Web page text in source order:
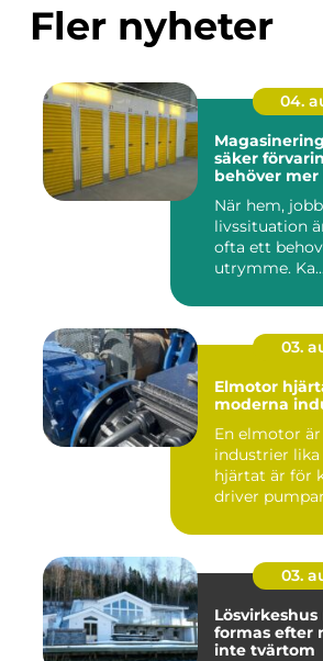
Fler nyheter
04.
säker
behöver mer
När hem,
livssituation
ofta ett
utrymme.
03.
Elmotor hjärtat i den
moderna
En elmotor
industrier
hjärtat är för
driver
03.
Lösvirkeshus när huset
formas efter
inte tvärtom